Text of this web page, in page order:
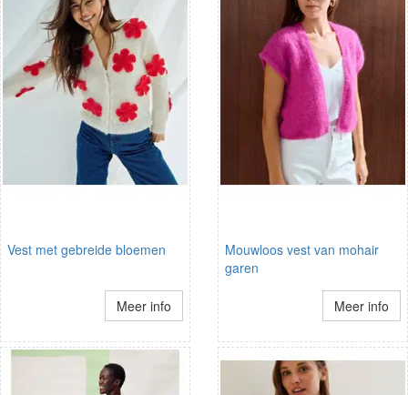
Vest met gebreide bloemen
Meer info
Mouwloos vest van mohair
garen
Meer info